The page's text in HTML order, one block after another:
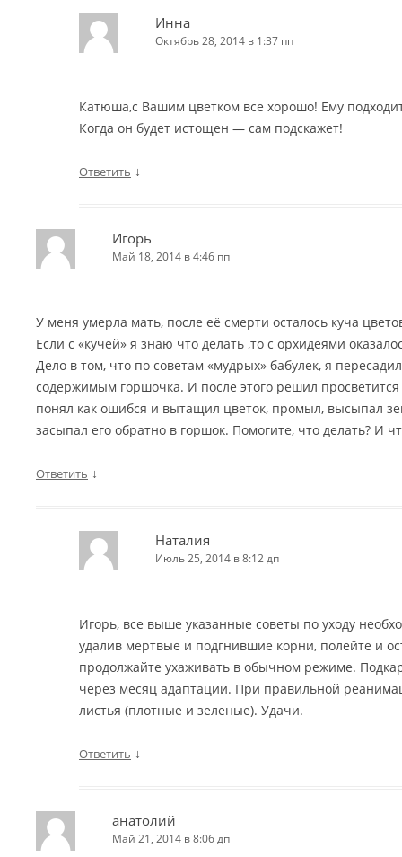
Инна
Октябрь 28, 2014 в 1:37 пп
Катюша,с Вашим цветком все хорошо! Ему
Когда он будет истощен — сам подскажет!
Ответить ↓
Игорь
Май 18, 2014 в 4:46 пп
У меня умерла мать, после её смерти осталось куча
Если с «кучей» я знаю что делать ,то с орхидеями
Дело в том, что по советам «мудрых» бабулек, я
содержимым горшочка. И после этого решил
понял как ошибся и вытащил цветок, промыл, высыпал
засыпал его обратно в горшок. Помогите, что делать? И
Ответить ↓
Наталия
Июль 25, 2014 в 8:12 дп
Игорь, все выше указанные советы по уходу
удалив мертвые и подгнившие корни, полейте и
продолжайте ухаживать в обычном режиме.
через месяц адаптации. При правильной
листья (плотные и зеленые). Удачи.
Ответить ↓
анатолий
Май 21, 2014 в 8:06 дп